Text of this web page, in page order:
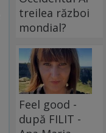
treilea război
mondial?
Feel good -
după FILIT -